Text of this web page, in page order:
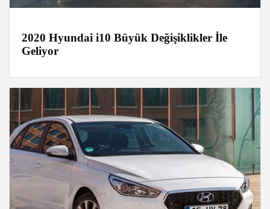
2020 Hyundai i10 Büyük Değişiklikler İle
Geliyor